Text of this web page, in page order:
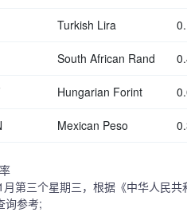
Turkish Lira
South African Rand
Hungarian Forint
Mexican Peso
第三个星期三，根据《中华人民
询参考;